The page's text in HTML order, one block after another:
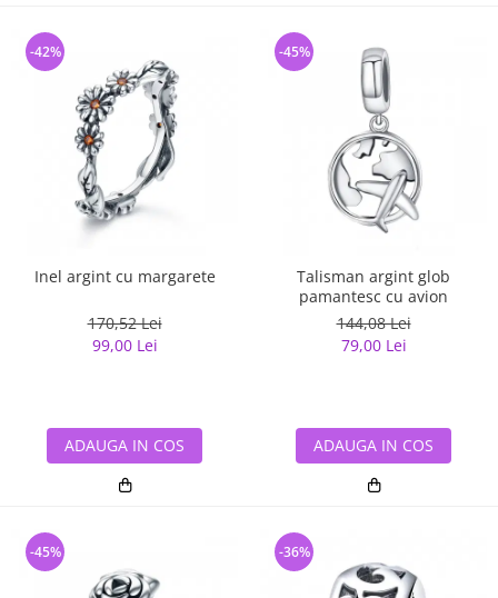
Inel argint cu margarete
170,52 Lei
99,00 Lei
-42%
ADAUGA IN COS
Talisman argint glob
pamantesc cu avion
144,08 Lei
79,00 Lei
-45%
ADAUGA IN COS
-45% -36%